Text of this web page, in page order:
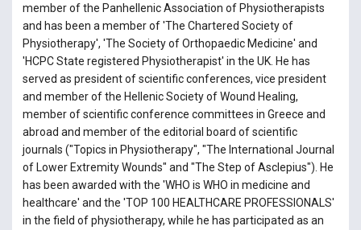
member of the Panhellenic Association of Physiotherapists
and has been a member of 'The Chartered Society of
Physiotherapy', 'The Society of Orthopaedic Medicine' and
'HCPC State registered Physiotherapist' in the UK. He has
served as president of scientific conferences, vice president
and member of the Hellenic Society of Wound Healing,
member of scientific conference committees in Greece and
abroad and member of the editorial board of scientific
journals ("Topics in Physiotherapy", "The International Journal
of Lower Extremity Wounds" and "The Step of Asclepius"). He
has been awarded with the 'WHO is WHO in medicine and
healthcare' and the 'TOP 100 HEALTHCARE PROFESSIONALS'
in the field of physiotherapy, while he has participated as an